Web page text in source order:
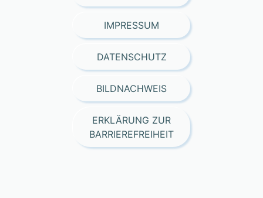
IMPRESSUM
DATENSCHUTZ
BILDNACHWEIS
ERKLÄRUNG ZUR
BARRIEREFREIHEIT